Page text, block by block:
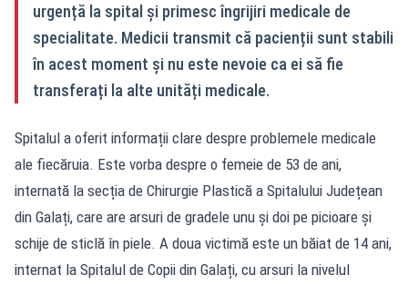
urgență la spital și primesc îngrijiri medicale de
specialitate. Medicii transmit că pacienții sunt stabili
în acest moment și nu este nevoie ca ei să fie
transferați la alte unități medicale.
Spitalul a oferit informații clare despre problemele medicale
ale fiecăruia. Este vorba despre o femeie de 53 de ani,
internată la secția de Chirurgie Plastică a Spitalului Județean
din Galați, care are arsuri de gradele unu și doi pe picioare și
schije de sticlă în piele. A doua victimă este un băiat de 14 ani,
internat la Spitalul de Copii din Galați, cu arsuri la nivelul